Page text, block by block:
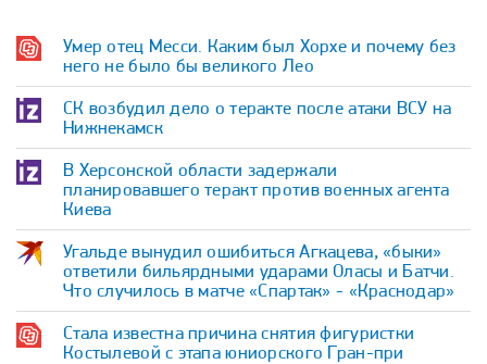
Умер отец Месси. Каким был Хорхе и почему без
него не было бы великого Лео
СК возбудил дело о теракте после атаки ВСУ на
Нижнекамск
В Херсонской области задержали
планировавшего теракт против военных агента
Киева
Угальде вынудил ошибиться Агкацева, «быки»
ответили бильярдными ударами Оласы и Батчи.
Что случилось в матче «Спартак» - «Краснодар»
Стала известна причина снятия фигуристки
Костылевой с этапа юниорского Гран-при